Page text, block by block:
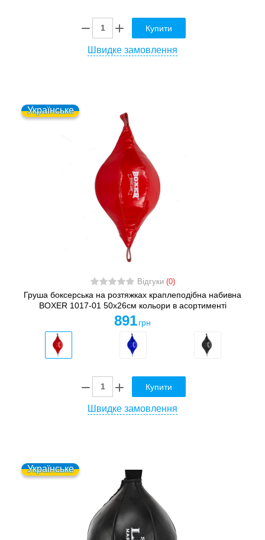
Купити
Швидке замовлення
Українське
Відгуки (0)
Груша боксерська на розтяжках краплеподібна набивна
BOXER 1017-01 50x26см кольори в асортименті
891 грн
Купити
Швидке замовлення
Українське